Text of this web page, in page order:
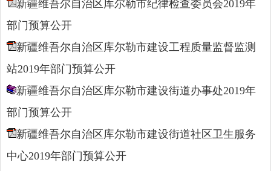
新疆维吾尔自治区库尔勒市纪律检查委员会2019年
部门预算公开
新疆维吾尔自治区库尔勒市建设工程质量监督监测
站2019年部门预算公开
新疆维吾尔自治区库尔勒市建设街道办事处2019年
部门预算公开
新疆维吾尔自治区库尔勒市建设街道社区卫生服务
中心2019年部门预算公开